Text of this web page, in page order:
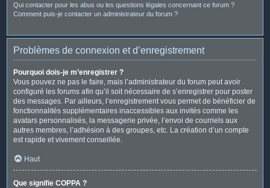
Qui contacter pour les abus ou les questions légales concernant ce forum ?
Comment puis-je contacter un administrateur du forum ?
Problèmes de connexion et d’enregistrement
Pourquoi dois-je m’enregistrer ?
Vous pouvez ne pas le faire, mais l’administrateur du forum peut avoir
configuré les forums afin qu’il soit nécessaire de s’enregistrer pour poster
des messages. Par ailleurs, l’enregistrement vous permet de bénéficier de
fonctionnalités supplémentaires inaccessibles aux invités comme les
avatars personnalisés, la messagerie privée, l’envoi de courriels aux
autres membres, l’adhésion à des groupes, etc. La création d’un compte
est rapide et vivement conseillée.
Haut
Que signifie COPPA ?